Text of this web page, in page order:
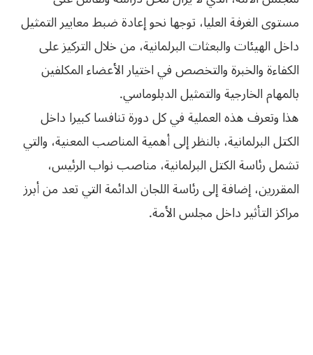
مستوى الغرفة العليا، توجها نحو إعادة ضبط معايير التمثيل
داخل الهيئات والبعثات البرلمانية، من خلال التركيز على
الكفاءة والخبرة والتخصص في اختيار الأعضاء المكلفين
بالمهام الخارجية والتمثيل الدبلوماسي.
هذا وتعرف هذه العملية في كل دورة تنافسا كبيرا داخل
الكتل البرلمانية، بالنظر إلى أهمية المناصب المعنية، والتي
تشمل رئاسة الكتل البرلمانية، مناصب نواب الرئيس،
المقررين، إضافة إلى رئاسة اللجان الدائمة التي تعد من أبرز
مراكز التأثير داخل مجلس الأمة.